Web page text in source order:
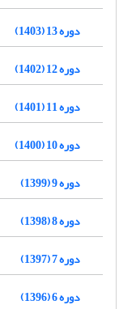
دوره 13 (1403)
دوره 12 (1402)
دوره 11 (1401)
دوره 10 (1400)
دوره 9 (1399)
دوره 8 (1398)
دوره 7 (1397)
دوره 6 (1396)